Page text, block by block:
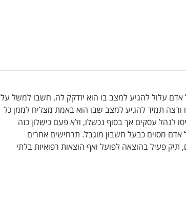
עלול להגיע למצב בו הוא יזדקק לה. חשבו למשל על
תמיד להגיע למצב שבו הוא באמת מצליח לממן כל
לנהל עסקים אך בסוף נכשלו, ולא פעם כישלון כזה
אדם מסוים כבעל חשבון מוגבל. תרחישים אחרים
פעיל בהוצאה לפועל ואף הוצאות רפואיות בלתי